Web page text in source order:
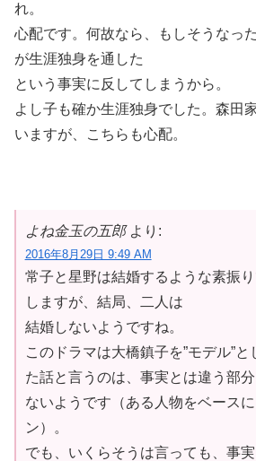
れ。
心配です。何故なら、もしそうなっ
が生涯独身を通した
という事実に反してしまうから。
よし子も確か生涯独身でした。森田
いますが、こちらも心配。
よね金玉の五郎 より:
2016年8月29日 9:49 AM
常子と星野は結婚するような素振
しますが、結局、二人は
結婚しないようですね。
このドラマは大橋鎮子を”モデル”
た話と言うのは、事実とは違う部
ないようです（ある人物をベース
ン）。
でも、いくらそうは言っても、事